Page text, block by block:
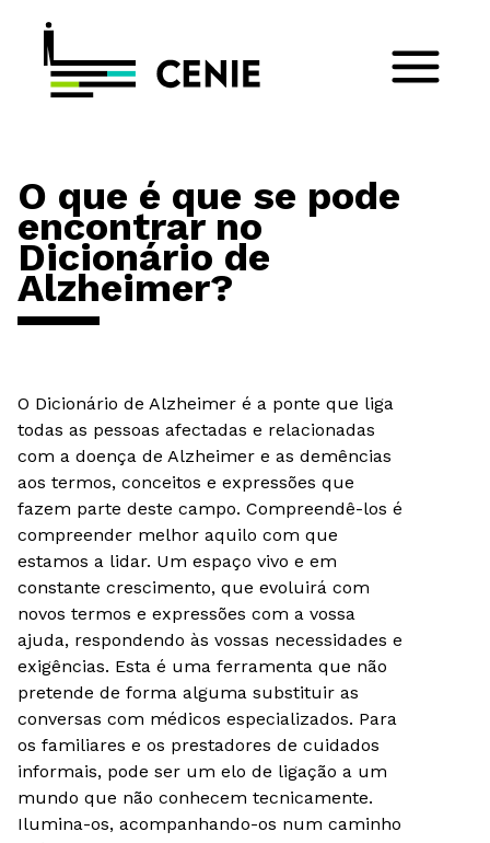
O que é que se pode
encontrar no
Dicionário de
Alzheimer?
O Dicionário de Alzheimer é a ponte que liga
todas as pessoas afectadas e relacionadas
com a doença de Alzheimer e as demências
aos termos, conceitos e expressões que
fazem parte deste campo. Compreendê-los é
compreender melhor aquilo com que
estamos a lidar. Um espaço vivo e em
constante crescimento, que evoluirá com
novos termos e expressões com a vossa
ajuda, respondendo às vossas necessidades e
exigências. Esta é uma ferramenta que não
pretende de forma alguma substituir as
conversas com médicos especializados. Para
os familiares e os prestadores de cuidados
informais, pode ser um elo de ligação a um
mundo que não conhecem tecnicamente.
Ilumina-os, acompanhando-os num caminho